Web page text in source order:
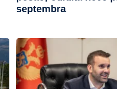
septembra